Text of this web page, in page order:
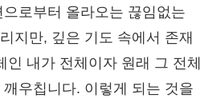
로부터 올라오는 끊임없는
지만, 깊은 기도 속에서 존재
인 내가 전체이자 원래 그 전체
우칩니다. 이렇게 되는 것을